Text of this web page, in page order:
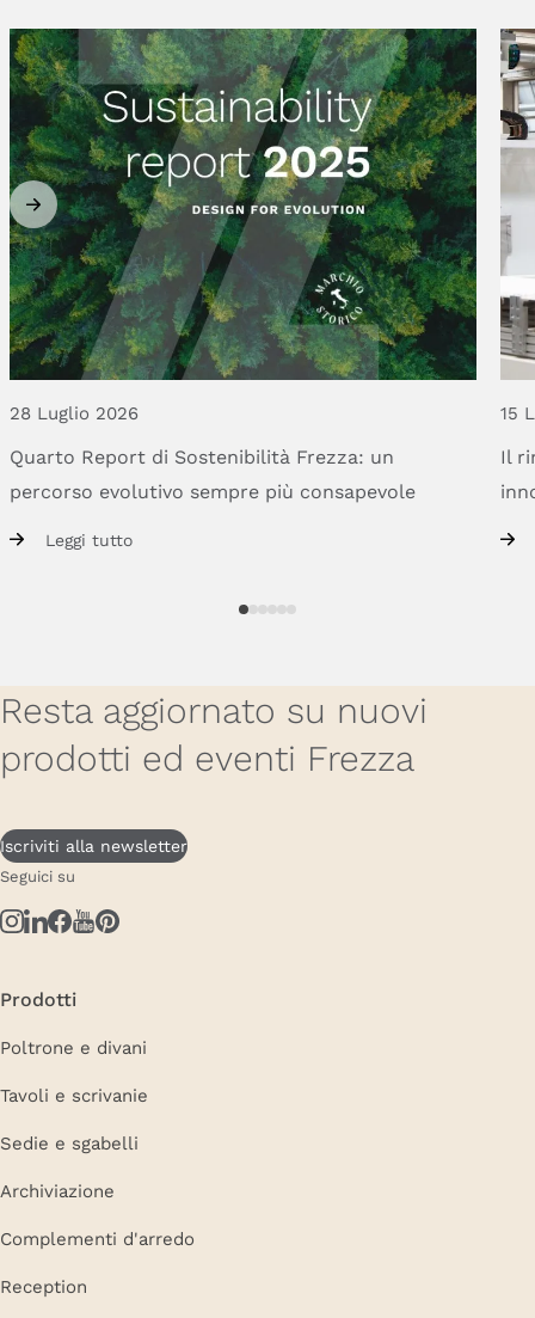
28 Luglio 2026
Quarto Report di Sostenibilità Frezza: un
percorso evolutivo sempre più consapevole
Leggi tutto
15
Il
Resta aggiornato su nuovi
prodotti ed eventi Frezza
Iscriviti alla newsletter
Seguici su
Prodotti
Poltrone e divani
Tavoli e scrivanie
Sedie e sgabelli
Archiviazione
Complementi d'arredo
Reception